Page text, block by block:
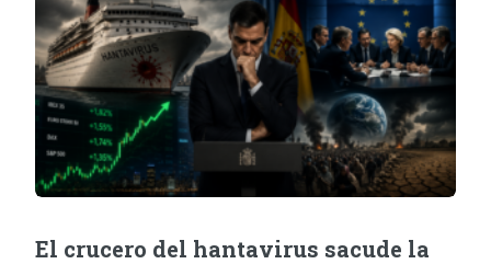
El crucero del hantavirus sacude la